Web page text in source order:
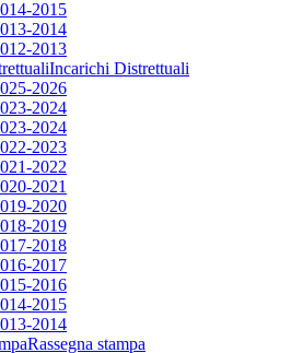
2015
2014
2013
Incarichi Distrettuali
2026
2024
2024
2023
2022
2021
2020
2019
2018
2017
2016
2015
2014
Rassegna stampa